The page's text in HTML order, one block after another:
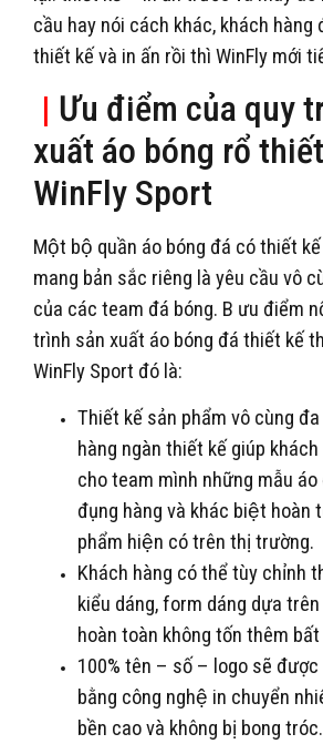
cầu hay nói cách khác, khách hàng
thiết kế và in ấn rồi thì WinFly mới
| Ưu điểm của quy
xuất áo bóng rổ
WinFly Sport
Một bộ quần áo bóng đá có thiết
mang bản sắc riêng là yêu cầu vô
của các team đá bóng. B ưu điểm
trình sản xuất áo bóng đá thiết kế
WinFly Sport đó là:
Thiết kế sản phẩm vô cùng
hàng ngàn thiết kế giúp
cho team mình những mẫu
đụng hàng và khác biệt hoàn
phẩm hiện có trên thị trường.
Khách hàng có thể tùy chỉnh
kiểu dáng, form dáng dựa
hoàn toàn không tốn thêm
100% tên – số – logo sẽ
bằng công nghệ in chuyển
bền cao và không bị bong tróc.